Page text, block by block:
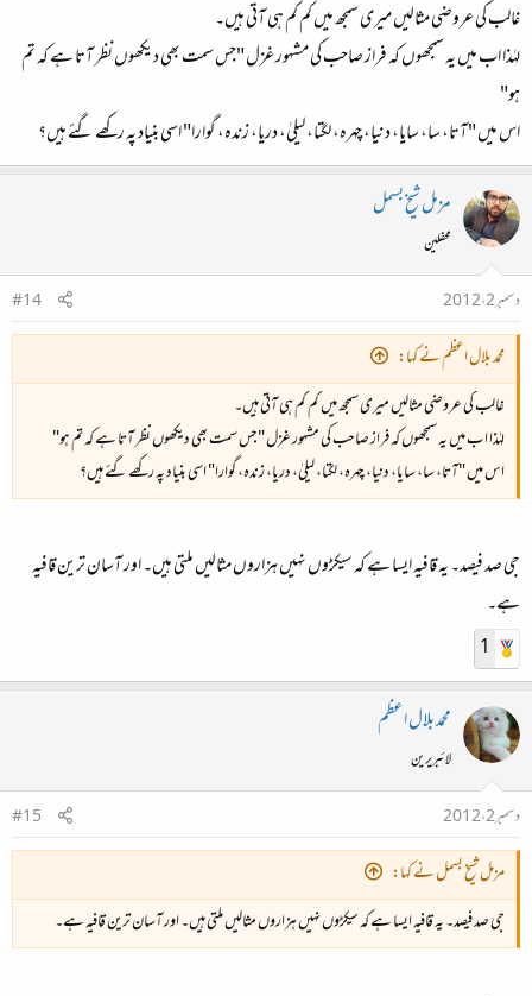
غالب کی عروضی مثالیں میری سمجھ میں کم کم ہی آتی ہیں۔
لہٰذا اب میں یہ سمجھوں کہ فراز صاحب کی مشہور غزل "جس سمت بھی دیکھوں نظر آتا ہے کہ تم
ہو"
اس میں "آتا، سا، سایا، دنیا، چہرہ، لگتا، لیلیٰ، دریا، زندہ، گوارا" اسی بنیاد پہ رکھے گئے ہیں؟
مزمل شیخ بسمل
محفلین
دسمبر 2، 2012
#14
محمد بلال اعظم نے کہا:
غالب کی عروضی مثالیں میری سمجھ میں کم کم ہی آتی ہیں۔
لہٰذا اب میں یہ سمجھوں کہ فراز صاحب کی مشہور غزل "جس سمت بھی دیکھوں نظر آتا ہے کہ تم ہو"
اس میں "آتا، سا، سایا، دنیا، چہرہ، لگتا، لیلیٰ، دریا، زندہ، گوارا" اسی بنیاد پہ رکھے گئے ہیں؟
جی صد فیصد۔ یہ قافیہ ایسا ہے کہ سیکڑوں نہیں ہزاروں مثالیں ملتی ہیں۔ اور آسان ترین قافیہ
ہے۔
1
محمد بلال اعظم
لائبریرین
دسمبر 2، 2012
#15
مزمل شیخ بسمل نے کہا:
جی صد فیصد۔ یہ قافیہ ایسا ہے کہ سیکڑوں نہیں ہزاروں مثالیں ملتی ہیں۔ اور آسان ترین قافیہ ہے۔